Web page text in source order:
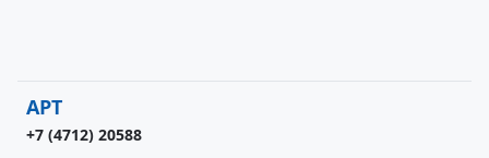
АРТ
+7 (4712) 20588